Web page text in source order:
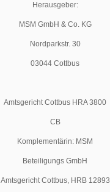
Herausgeber:
MSM GmbH & Co. KG
Nordparkstr. 30
03044 Cottbus
Amtsgericht Cottbus HRA 3800
CB
Komplementärin: MSM
Beteiligungs GmbH
Amtsgericht Cottbus, HRB 12893